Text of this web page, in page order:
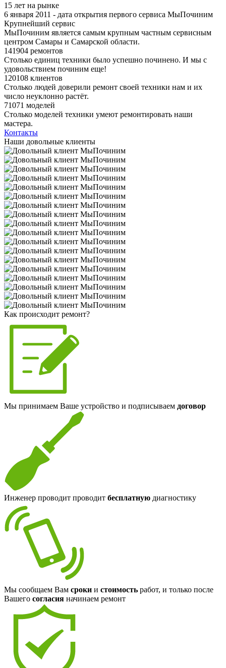
15 лет на рынке
6 января 2011 - дата открытия первого сервиса МыПочиним
Крупнейший сервис
МыПочиним является самым крупным частным сервисным
центром Самары и Самарской области.
141904 ремонтов
Столько единиц техники было успешно починено. И мы с
удовольствием починим еще!
120108 клиентов
Столько людей доверили ремонт своей техники нам и их
число неуклонно растёт.
71071 моделей
Столько моделей техники умеют ремонтировать наши
мастера.
Контакты
Наши довольные клиенты
Как происходит ремонт?
Мы принимаем Ваше устройство и подписываем договор
Инженер проводит проводит бесплатную диагностику
Мы сообщаем Вам сроки и стоимость работ, и только после
Вашего согласия начинаем ремонт